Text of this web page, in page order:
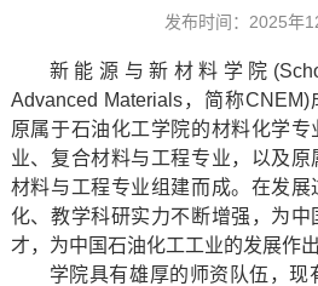
发布时间：2025年
新能源与新材料学院
Advanced Materials，简称
原属于石油化工学院的材料化学
业、复合材料与工程专业，以及
材料与工程专业组建而成。在发
化、教学科研实力不断增强，为
才，为中国石油化工工业的发展作
学院具有雄厚的师资队伍，现